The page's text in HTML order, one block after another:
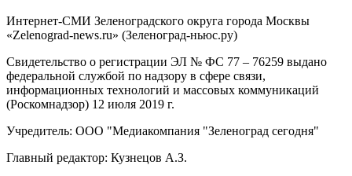
Интернет-СМИ Зеленоградского округа города Москвы
«Zelenograd-news.ru» (Зеленоград-ньюс.ру)
Свидетельство о регистрации ЭЛ № ФС 77 – 76259 выдано
федеральной службой по надзору в сфере связи,
информационных технологий и массовых коммуникаций
(Роскомнадзор) 12 июля 2019 г.
Учредитель: ООО "Медиакомпания "Зеленоград сегодня"
Главный редактор: Кузнецов А.З.